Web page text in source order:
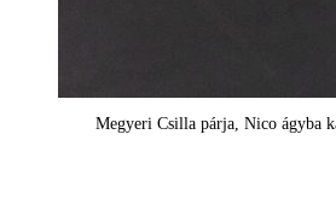
Megyeri Csilla párja, Nico ágyba